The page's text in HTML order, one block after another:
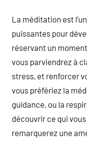
La méditation est
puissantes pour
réservant un
vous parviendrez à
stress, et renforcer
vous préfériez la
guidance, ou la
découvrir ce qui
remarquerez une